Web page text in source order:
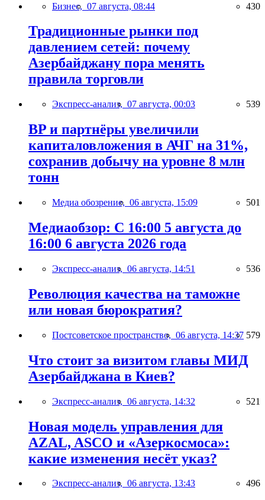
Бизнес, 07 августа, 08:44 430
Традиционные рынки под
давлением сетей: почему
Азербайджану пора менять
правила торговли
Экспресс-анализ, 07 августа, 00:03 539
BP и партнёры увеличили
капиталовложения в АЧГ на 31%,
сохранив добычу на уровне 8 млн
тонн
Медиа обозрение, 06 августа, 15:09 501
Медиаобзор: С 16:00 5 августа до
16:00 6 августа 2026 года
Экспресс-анализ, 06 августа, 14:51 536
Революция качества на таможне
или новая бюрократия?
Постсоветское пространство, 06 августа, 14:37 579
Что стоит за визитом главы МИД
Азербайджана в Киев?
Экспресс-анализ, 06 августа, 14:32 521
Новая модель управления для
AZAL, ASCO и «Азеркосмоса»:
какие изменения несёт указ?
Экспресс-анализ, 06 августа, 13:43 496